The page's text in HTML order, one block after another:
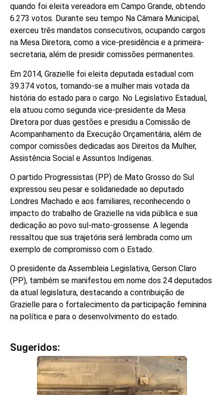
quando foi eleita vereadora em Campo Grande, obtendo
6.273 votos. Durante seu tempo Na Câmara Municipal,
exerceu três mandatos consecutivos, ocupando cargos
na Mesa Diretora, como a vice-presidência e a primeira-
secretaria, além de presidir comissões permanentes.
Em 2014, Grazielle foi eleita deputada estadual com
39.374 votos, tornando-se a mulher mais votada da
história do estado para o cargo. No Legislativo Estadual,
ela atuou como segunda vice-presidente da Mesa
Diretora por duas gestões e presidiu a Comissão de
Acompanhamento da Execução Orçamentária, além de
compor comissões dedicadas aos Direitos da Mulher,
Assistência Social e Assuntos Indígenas.
O partido Progressistas (PP) de Mato Grosso do Sul
expressou seu pesar e solidariedade ao deputado
Londres Machado e aos familiares, reconhecendo o
impacto do trabalho de Grazielle na vida pública e sua
dedicação ao povo sul-mato-grossense. A legenda
ressaltou que sua trajetória será lembrada como um
exemplo de compromisso com o Estado.
O presidente da Assembleia Legislativa, Gerson Claro
(PP), também se manifestou em nome dos 24 deputados
da atual legislatura, destacando a contribuição de
Grazielle para o fortalecimento da participação feminina
na política e para o desenvolvimento do estado.
Sugeridos: